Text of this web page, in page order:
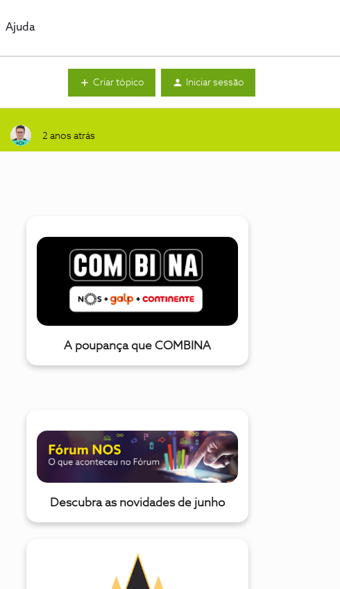
Ajuda
Criar tópico Iniciar sessão
2 anos atrás
A poupança que COMBINA
Descubra as novidades de junho